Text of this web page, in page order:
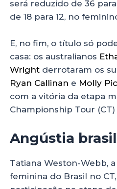
k
será reduzido de 36
de 18 para 12, no
E, no fim, o título só
casa: os australianos
Wright derrotaram os
Ryan Callinan e Molly
com a vitória da etapa
Championship Tour (CT)
Angústia
Tatiana Weston-Webb,
feminina do Brasil no